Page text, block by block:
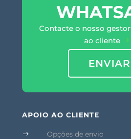
Contacte o nosso
ao cliente
ENVIAR
APOIO AO CLIENTE
$ Opções de envio